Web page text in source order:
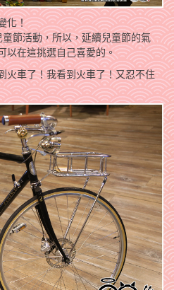
化！
節活動，所以，延續兒童節的氣
以在這挑選自己喜愛的。
火車了！我看到火車了！又忍不住